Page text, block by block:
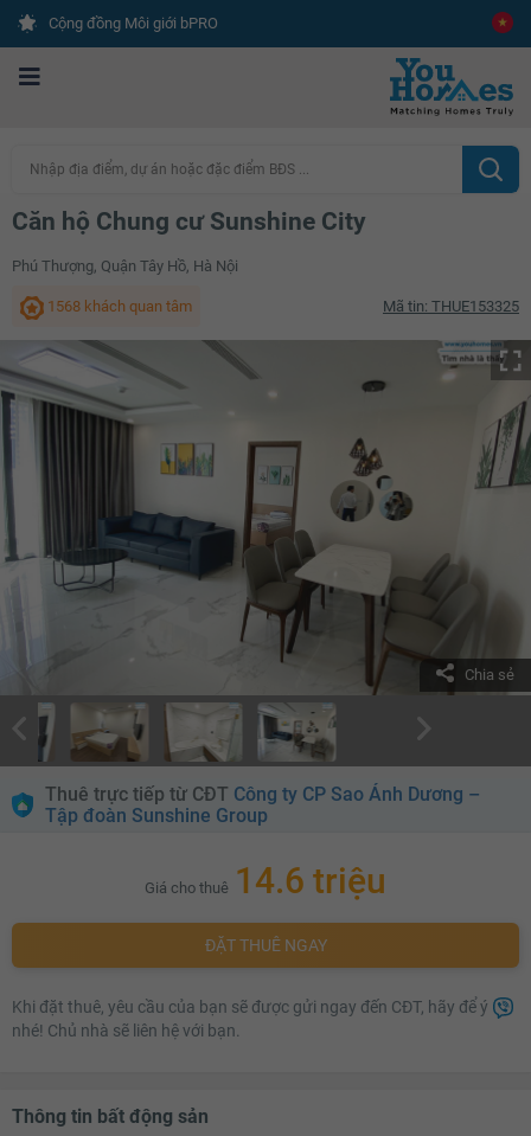
Cộng đồng Môi giới bPRO
Nhập địa điểm, dự án hoặc đặc điểm BĐS ...
Căn hộ Chung cư Sunshine City
Phú Thượng, Quận Tây Hồ, Hà Nội
1568 khách quan tâm Mã tin: THUE153325
Chia sẻ
Thuê trực tiếp từ CĐT Công ty CP Sao Ánh Dương –
Tập đoàn Sunshine Group
Giá cho thuê 14.6 triệu
ĐẶT THUÊ NGAY
Khi đặt thuê, yêu cầu của bạn sẽ được gửi ngay đến CĐT, hãy để ý
nhé! Chủ nhà sẽ liên hệ với bạn.
Thông tin bất động sản